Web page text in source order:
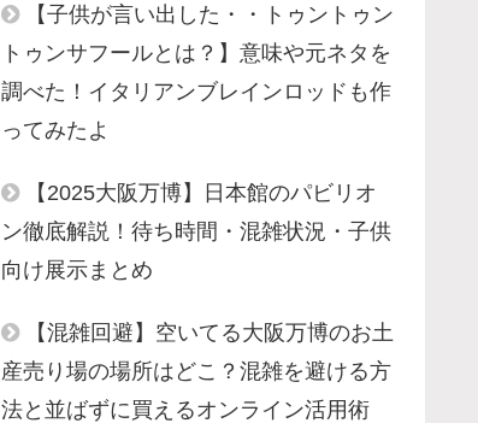
【子供が言い出した・・トゥントゥン
トゥンサフールとは？】意味や元ネタを
調べた！イタリアンブレインロッドも作
ってみたよ
【2025大阪万博】日本館のパビリオ
ン徹底解説！待ち時間・混雑状況・子供
向け展示まとめ
【混雑回避】空いてる大阪万博のお土
産売り場の場所はどこ？混雑を避ける方
法と並ばずに買えるオンライン活用術